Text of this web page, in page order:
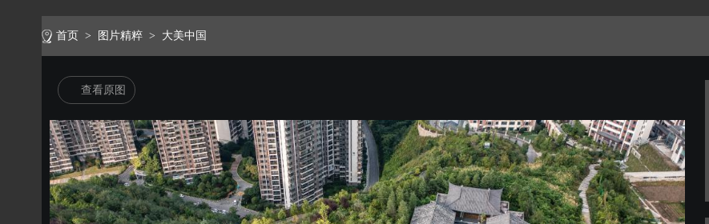
首页 > 图片精粹 > 大美中国
查看原图